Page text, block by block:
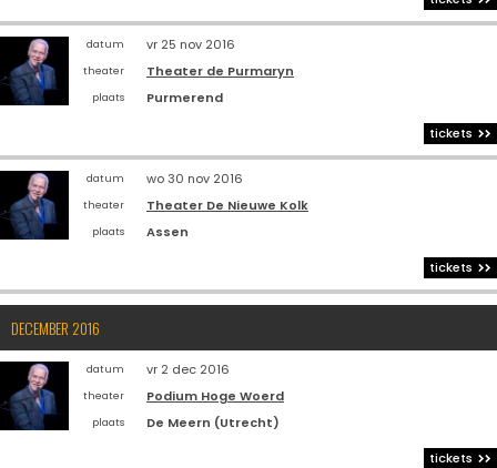
datum vr 25 nov 2016
theater Theater de Purmaryn
plaats
Purmerend
tickets
datum wo 30 nov 2016
theater Theater De Nieuwe Kolk
plaats
Assen
tickets
DECEMBER 2016
datum vr 2 dec 2016
theater Podium Hoge Woerd
plaats
De Meern (Utrecht)
tickets